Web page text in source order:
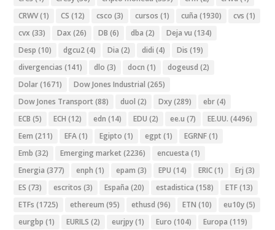
CRWV(1) CS (12) csco (3) cursos (1) cuña (1930) cvs (1)
cvx (33) Dax (26) DB (6) dba (2) Deja vu (134)
Desp (10) dgcu2(4) Dia (2) didi (4) Dis (19)
divergencias (141) dlo (3) docn (1) dogeusd (2)
Dolar(1671) Dow Jones Industrial (265)
Dow Jones Transport (88) duol (2) Dxy(289) ebr(4)
ECB (5) ECH (12) edn (14) EDU (2) ee.u (7) EE.UU. (4496)
Eem (211) EFA(1) Egipto (1) egpt (1) EGRNF(1)
Emb (32) Emerging market (2236) encuesta (1)
Energia (377) enph (1) epam (3) EPU (14) ERIC(1) Erj (3)
ES (73) escritos (3) España (20) estadistica (158) ETF(13)
ETFs (1725) ethereum (95) ethusd (96) ETN (10) eu10y(5)
eurgbp (1) EURILS (2) eurjpy(1) Euro (104) Europa (119)